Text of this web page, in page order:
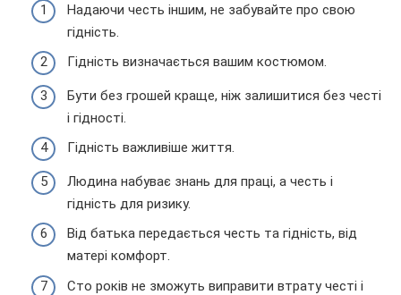
Надаючи честь іншим, не забувайте про свою
гідність.
Гідність визначається вашим костюмом.
Бути без грошей краще, ніж залишитися без честі
і гідності.
Гідність важливіше життя.
Людина набуває знань для праці, а честь і
гідність для ризику.
Від батька передається честь та гідність, від
матері комфорт.
Сто років не зможуть виправити втрату честі і